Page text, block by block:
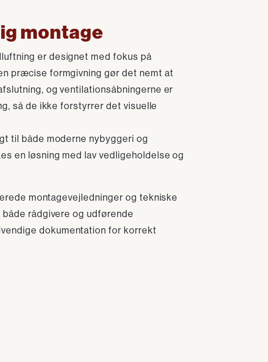
montage
er designet med fokus på
præcise formgivning gør det nemt at
og ventilationsåbningerne er
så de ikke forstyrrer det visuelle
til både moderne nybyggeri og
en løsning med lav vedligeholdelse og
montagevejledninger og tekniske
rådgivere og udførende
dokumentation for korrekt